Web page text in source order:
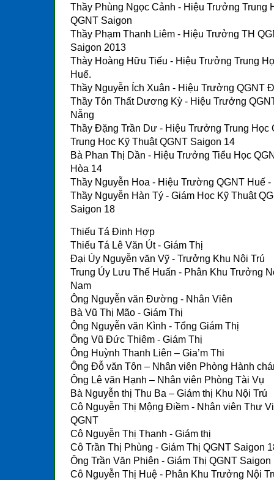
Thầy Phùng Ngọc Cảnh - Hiệu Trưởng Trung
QGNT Saigon
Thầy Phạm Thanh Liêm - Hiệu Trưởng TH
Saigon 2013
Thày Hoàng Hữu Tiếu - Hiệu Trưởng Trung
Huế.
Thầy Nguyễn Ích Xuân - Hiệu Trưởng QGNT
Thầy Tôn Thất Dương Kỳ - Hiệu Trưởng
Nẵng
Thầy Đặng Trần Dư - Hiệu Trưởng Trung Học
Trung Học Kỹ Thuật QGNT Saigon 14
Bà Phan Thị Dần - Hiệu Trưởng Tiểu Học
Hòa 14
Thầy Nguyễn Hoa - Hiệu Trường QGNT Huế -
Thầy Nguyễn Hàn Tý - Giám Học Kỹ Thuật
Saigon 18
Thiếu Tá Đinh Hợp
Thiếu Tá Lê Văn Út - Giám Thị
Đại Úy Nguyễn văn Vỹ - Trưởng Khu Nội Trú
Trung Úy Lưu Thế Huấn - Phân Khu Trưởng
Nam
Ông Nguyễn văn Đường - Nhân Viên
Bà Vũ Thị Mão - Giám Thị
Ông Nguyễn văn Kình - Tổng Giám Thị
Ông Vũ Đức Thiêm - Giám Thị
Ông Huỳnh Thanh Liên – Gia’m Thi
Ông Đỗ văn Tôn – Nhân viên Phòng Hành
Ông Lê văn Hạnh – Nhân viên Phòng Tài Vụ
Bà Nguyễn thị Thu Ba – Giám thị Khu Nội Trú
Cô Nguyễn Thị Mộng Điềm - Nhân viên Thư
QGNT
Cô Nguyễn Thị Thanh - Giám thị
Cô Trần Thị Phùng - Giám Thị QGNT Saigon
Ông Trần Văn Phiên - Giám Thị QGNT Saigon
Cô Nguyễn Thị Huệ - Phân Khu Trưởng Nội